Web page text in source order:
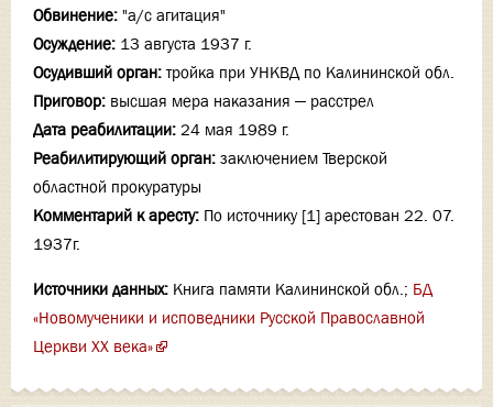
Обвинение: "а/с агитация"
Осуждение: 13 августа 1937 г.
Осудивший орган: тройка при УНКВД по Калининской обл.
Приговор: высшая мера наказания — расстрел
Дата реабилитации: 24 мая 1989 г.
Реабилитирующий орган: заключением Тверской
областной прокуратуры
Комментарий к аресту: По источнику [1] арестован 22. 07.
1937г.
Источники данных: Книга памяти Калининской обл.; БД
«Новомученики и исповедники Русской Православной
Церкви XX века»